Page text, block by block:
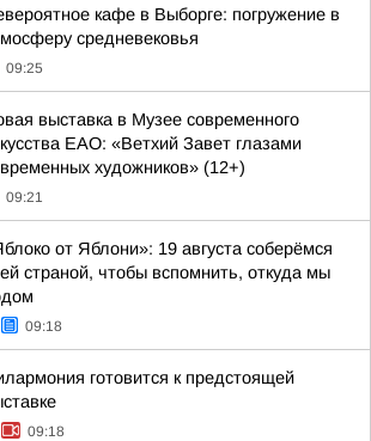
кафе в Выборге: погружение в
средневековья
09:25
выставка в Музее современного
ЕАО: «Ветхий Завет глазами
художников» (12+)
09:21
от Яблони»: 19 августа соберёмся
страной, чтобы вспомнить, откуда мы
09:18
готовится к предстоящей
09:18